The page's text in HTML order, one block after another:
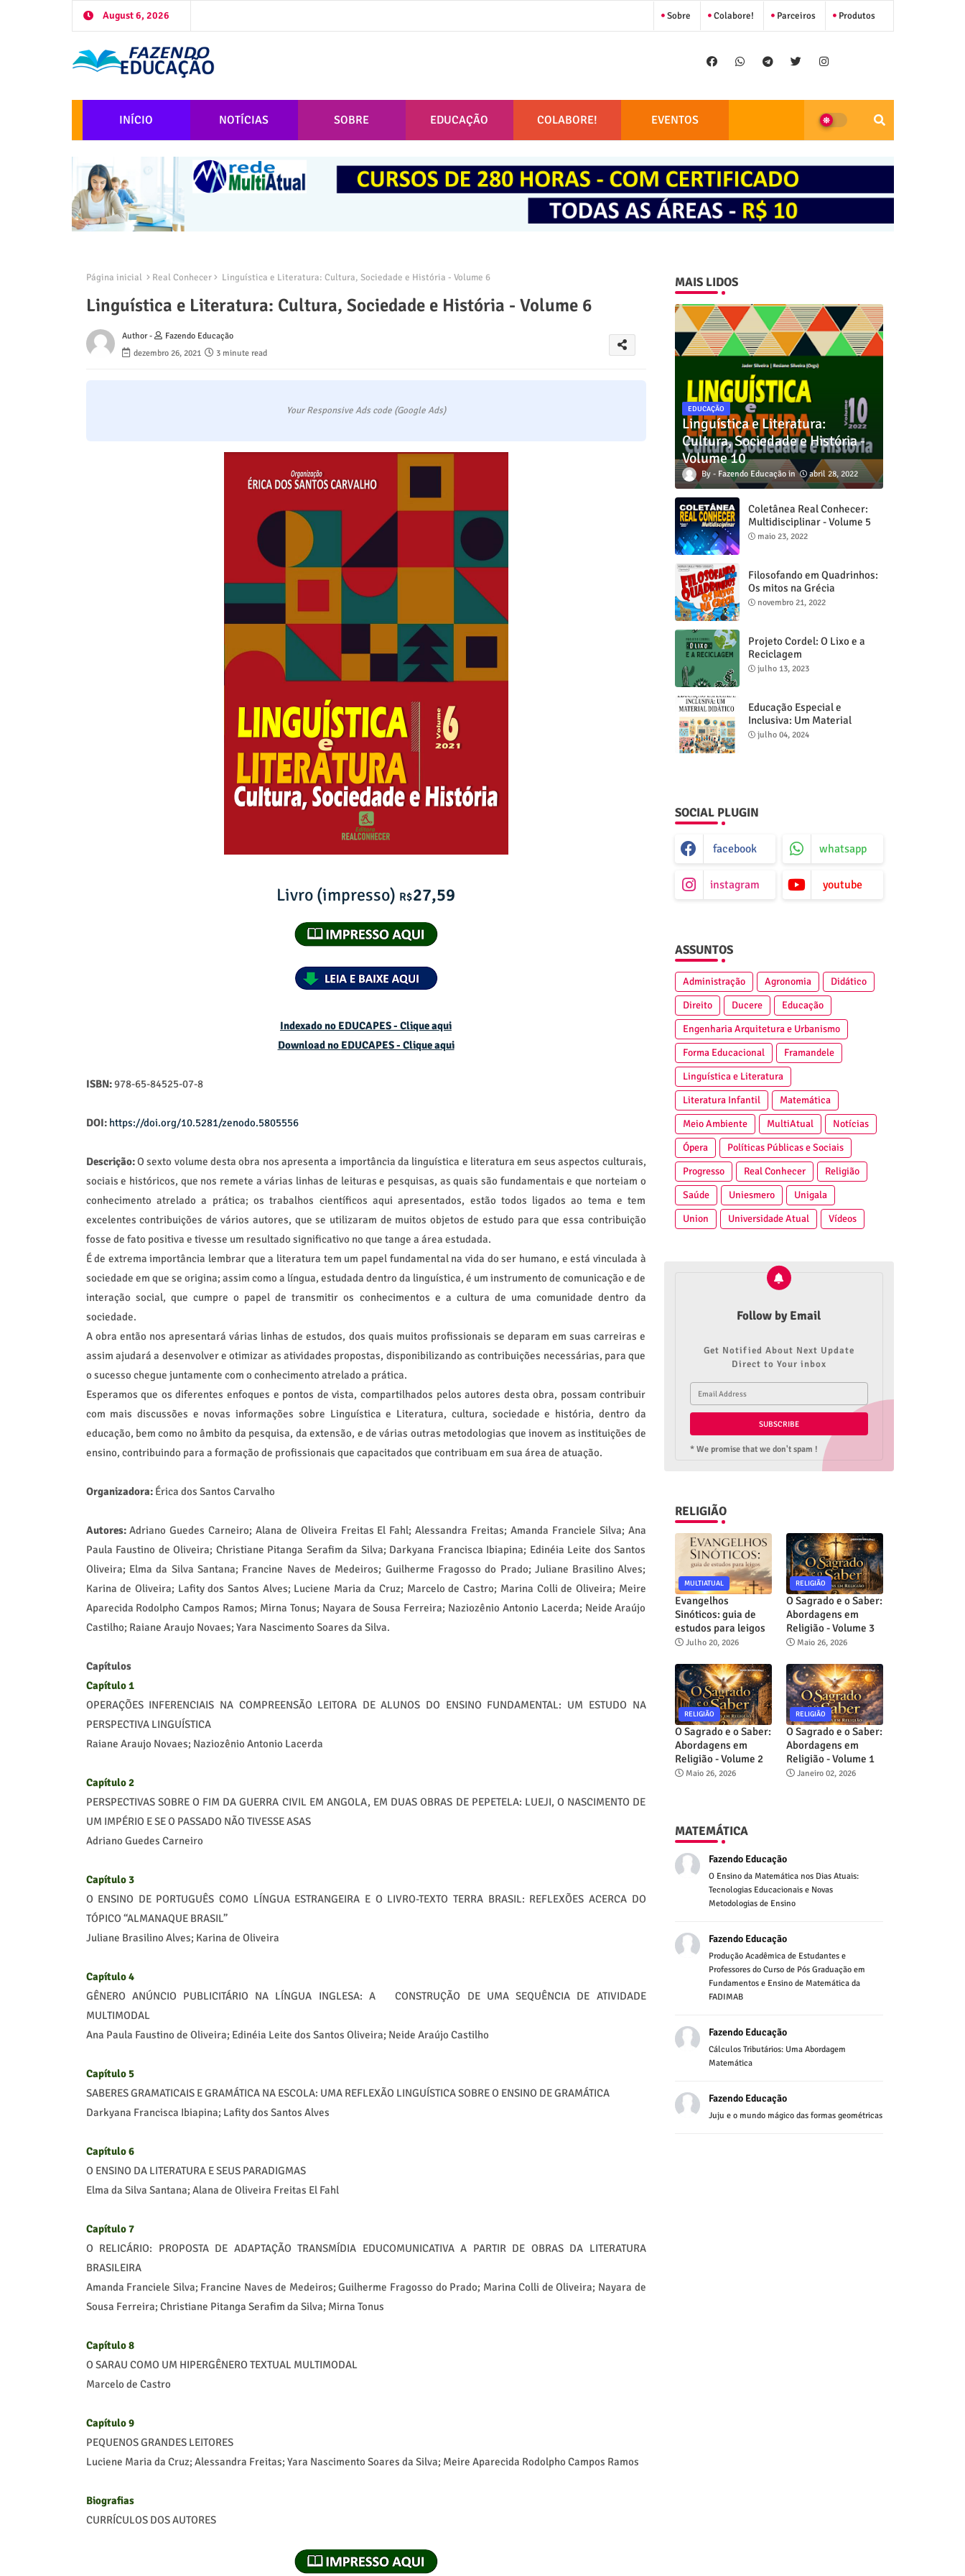
August 6, 2026 Sobre Colabore! Parceiros Produtos
INÍCIO NOTÍCIAS SOBRE EDUCAÇÃO COLABORE! EVENTOS
Página inicial Real Conhecer Linguística e Literatura: Cultura, Sociedade e História - Volume 6
Linguística e Literatura: Cultura, Sociedade e História - Volume 6
Author -
Fazendo Educação
dezembro 26, 2021
3 minute read
Your Responsive Ads code (Google Ads)
Livro (impresso) R$27,59
Indexado no EDUCAPES - Clique aqui
Download no EDUCAPES - Clique aqui
ISBN:978-65-84525-07-8
DOI: https://doi.org/10.5281/zenodo.5805556
Descrição:O sexto volume desta obra nos apresenta a importância da linguística e literatura em seus aspectos culturais,
sociais e históricos, que nos remete a várias linhas de leituras e pesquisas, as quais são fundamentais e que norteiam o
conhecimento atrelado a prática; os trabalhos científicos aqui apresentados, estão todos ligados ao tema e tem
excelentes contribuições de vários autores, que se utilizaram de muitos objetos de estudo para que essa contribuição
fosse de fato positiva e tivesse um resultado significativo no que tange a área estudada.
É de extrema importância lembrar que a literatura tem um papel fundamental na vida do ser humano, e está vinculada à
sociedade em que se origina; assim como a língua, estudada dentro da linguística, é um instrumento de comunicação e de
interação social, que cumpre o papel de transmitir os conhecimentos e a cultura de uma comunidade dentro da
sociedade.
A obra então nos apresentará várias linhas de estudos, dos quais muitos profissionais se deparam em suas carreiras e
assim ajudará a desenvolver e otimizar as atividades propostas, disponibilizando as contribuições necessárias, para que
o sucesso chegue juntamente com o conhecimento atrelado a prática.
Esperamos que os diferentes enfoques e pontos de vista, compartilhados pelos autores desta obra, possam contribuir
com mais discussões e novas informações sobre Linguística e Literatura, cultura, sociedade e história, dentro da
educação, bem como no âmbito da pesquisa, da extensão, e de várias outras metodologias que inovem as instituições de
ensino, contribuindo para a formação de profissionais que capacitados que contribuam em sua área de atuação.
Organizadora: Érica dos Santos Carvalho
Autores:Adriano Guedes Carneiro; Alana de Oliveira Freitas El Fahl; Alessandra Freitas; Amanda Franciele Silva; Ana
Paula Faustino de Oliveira; Christiane Pitanga Serafim da Silva; Darkyana Francisca Ibiapina; Edinéia Leite dos Santos
Oliveira; Elma da Silva Santana; Francine Naves de Medeiros; Guilherme Fragosso do Prado; Juliane Brasilino Alves;
Karina de Oliveira; Lafity dos Santos Alves; Luciene Maria da Cruz; Marcelo de Castro; Marina Colli de Oliveira; Meire
Aparecida Rodolpho Campos Ramos; Mirna Tonus; Nayara de Sousa Ferreira; Naziozênio Antonio Lacerda; Neide Araújo
Castilho; Raiane Araujo Novaes; Yara Nascimento Soares da Silva.
Capítulos
Capítulo 1
OPERAÇÕES INFERENCIAIS NA COMPREENSÃO LEITORA DE ALUNOS DO ENSINO FUNDAMENTAL: UM ESTUDO NA
PERSPECTIVA LINGUÍSTICA
Raiane Araujo Novaes; Naziozênio Antonio Lacerda
Capítulo 2
PERSPECTIVAS SOBRE O FIM DA GUERRA CIVIL EM ANGOLA, EM DUAS OBRAS DE PEPETELA: LUEJI, O NASCIMENTO DE
UM IMPÉRIO E SE O PASSADO NÃO TIVESSE ASAS
Adriano Guedes Carneiro
Capítulo 3
O ENSINO DE PORTUGUÊS COMO LÍNGUA ESTRANGEIRA E O LIVRO-TEXTO TERRA BRASIL: REFLEXÕES ACERCA DO
TÓPICO “ALMANAQUE BRASIL”
Juliane Brasilino Alves; Karina de Oliveira
Capítulo 4
GÊNERO ANÚNCIO PUBLICITÁRIO NA LÍNGUA INGLESA: A CONSTRUÇÃO DE UMA SEQUÊNCIA DE ATIVIDADE
MULTIMODAL
Ana Paula Faustino de Oliveira; Edinéia Leite dos Santos Oliveira; Neide Araújo Castilho
Capítulo 5
SABERES GRAMATICAIS E GRAMÁTICA NA ESCOLA: UMA REFLEXÃO LINGUÍSTICA SOBRE O ENSINO DE GRAMÁTICA
Darkyana Francisca Ibiapina; Lafity dos Santos Alves
Capítulo 6
O ENSINO DA LITERATURA E SEUS PARADIGMAS
Elma da Silva Santana; Alana de Oliveira Freitas El Fahl
Capítulo 7
O RELICÁRIO: PROPOSTA DE ADAPTAÇÃO TRANSMÍDIA EDUCOMUNICATIVA A PARTIR DE OBRAS DA LITERATURA
BRASILEIRA
Amanda Franciele Silva; Francine Naves de Medeiros; Guilherme Fragosso do Prado; Marina Colli de Oliveira; Nayara de
Sousa Ferreira; Christiane Pitanga Serafim da Silva; Mirna Tonus
Capítulo 8
O SARAU COMO UM HIPERGÊNERO TEXTUAL MULTIMODAL
Marcelo de Castro
Capítulo 9
PEQUENOS GRANDES LEITORES
Luciene Maria da Cruz; Alessandra Freitas; Yara Nascimento Soares da Silva; Meire Aparecida Rodolpho Campos Ramos
Biografias
CURRÍCULOS DOS AUTORES
MAIS LIDOS
EDUCAÇÃO
Linguística e Literatura:
Cultura, Sociedade e História -
Volume 10
Fazendo Educação abril 28, 2022
Coletânea Real Conhecer:
Multidisciplinar - Volume 5
maio 23, 2022
Filosofando em Quadrinhos:
Os mitos na Grécia
novembro 21, 2022
Projeto Cordel: O Lixo e a
Reciclagem
julho 13, 2023
Educação Especial e
Inclusiva: Um Material
Didático
julho 04, 2024
SOCIAL PLUGIN
facebook whatsapp
instagram youtube
ASSUNTOS
Administração Agronomia
Didático
Direito
Ducere
Educação
Engenharia Arquitetura e Urbanismo
Forma Educacional
Framandele
Linguística e Literatura
Literatura Infantil
Matemática
Meio Ambiente
MultiAtual
Notícias
Ópera
Políticas Públicas e Sociais
Progresso
Real Conhecer
Religião
Saúde
Uniesmero
Unigala
Union
Universidade Atual Vídeos
Follow by Email
Get Notified About Next Update
Direct to Your inbox
* We promise that we don't spam !
RELIGIÃO
MULTIATUAL
Evangelhos
Sinóticos: guia de
estudos para leigos
Julho 20, 2026
RELIGIÃO
O Sagrado e o Saber:
Abordagens em
Religião - Volume 3
Maio 26, 2026
RELIGIÃO
O Sagrado e o Saber:
Abordagens em
Religião - Volume 2
Maio 26, 2026
RELIGIÃO
O Sagrado e o Saber:
Abordagens em
Religião - Volume 1
Janeiro 02, 2026
MATEMÁTICA
Fazendo Educação
O Ensino da Matemática nos Dias Atuais:
Tecnologias Educacionais e Novas
Metodologias de Ensino
Fazendo Educação
Produção Acadêmica de Estudantes e
Professores do Curso de Pós Graduação em
Fundamentos e Ensino de Matemática da
FADIMAB
Fazendo Educação
Cálculos Tributários: Uma Abordagem
Matemática
Fazendo Educação
Juju e o mundo mágico das formas geométricas